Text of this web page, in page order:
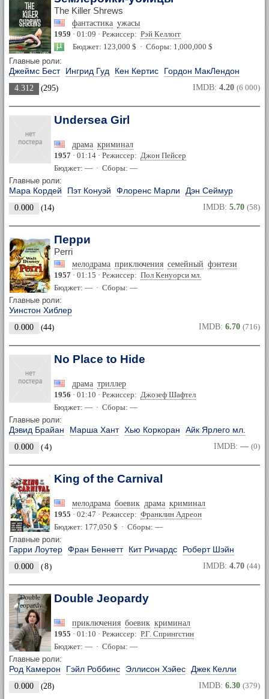
The Killer Shrews
фантастика ужасы
1959 · 01:09 · Режиссер: Рэй Келлогг
Бюджет: 123,000 $ · Сборы: 1,000,000 $
Главные роли:
Джеймс Бест Ингрид Гуд Кен Кертис Гордон МакЛендон
4.312 (295) IMDB: 4.20 (6 000)
Undersea Girl
драма криминал
1957 · 01:14 · Режиссер: Джон Пейсер
Бюджет: — · Сборы: —
Главные роли:
Мара Кордей Пэт Конуэй Флоренс Марли Дэн Сеймур
0.000 (14) IMDB: 5.70 (58)
Перри
Perri
мелодрама приключения семейный фэнтези
1957 · 01:15 · Режиссер: Пол Кенуорси мл.
Бюджет: — · Сборы: —
Главные роли:
Уинстон Хиблер
0.000 (44) IMDB: 6.70 (716)
No Place to Hide
драма триллер
1956 · 01:10 · Режиссер: Джозеф Шафтел
Бюджет: — · Сборы: —
Главные роли:
Дэвид Брайан Марша Хант Хью Коркоран Айк Ярлего мл.
0.000 (4) IMDB: — (0)
King of the Carnival
мелодрама боевик драма криминал
1955 · 02:47 · Режиссер: Франклин Адреон
Бюджет: 177,050 $ · Сборы: —
Главные роли:
Гарри Лоутер Фран Беннетт Кит Ричардс Роберт Шэйн
0.000 (8) IMDB: 4.70 (44)
Double Jeopardy
приключения боевик криминал
1955 · 01:10 · Режиссер: Р.Г. Спрингстин
Бюджет: — · Сборы: —
Главные роли:
Род Камерон Гэйл Роббинс Эллисон Хэйес Джек Келли
0.000 (28) IMDB: 6.30 (379)